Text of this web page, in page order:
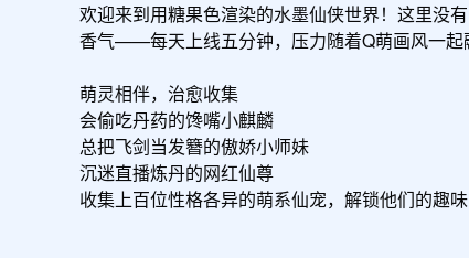
欢迎来到用糖果色渲染的水墨仙侠世界！这里没
香气——每天上线五分钟，压力随着Q萌画风一起
萌灵相伴，治愈收集
会偷吃丹药的馋嘴小麒麟
总把飞剑当发簪的傲娇小师妹
沉迷直播炼丹的网红仙尊
收集上百位性格各异的萌系仙宠，解锁他们的趣